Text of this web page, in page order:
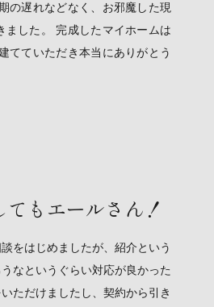
の遅れなどなく、お邪魔した現
ました。 完成したマイホームは
てていただき本当にありがとう
もエールさん！
をはじめましたが、紹介という
なというぐらい対応が良かった
ただけましたし、契約から引き